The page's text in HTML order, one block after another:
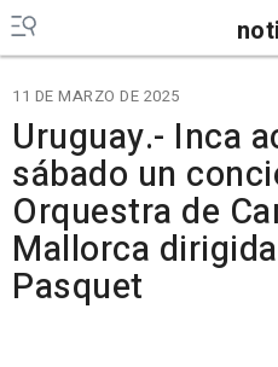
noti
11 DE MARZO DE 2025
Uruguay.- Inca
sábado un
Orquestra de
Mallorca
Pasquet